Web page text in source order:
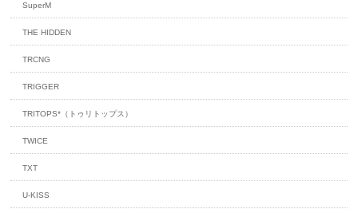
SuperM
THE HIDDEN
TRCNG
TRIGGER
TRITOPS*（トゥリトップス）
TWICE
TXT
U-KISS